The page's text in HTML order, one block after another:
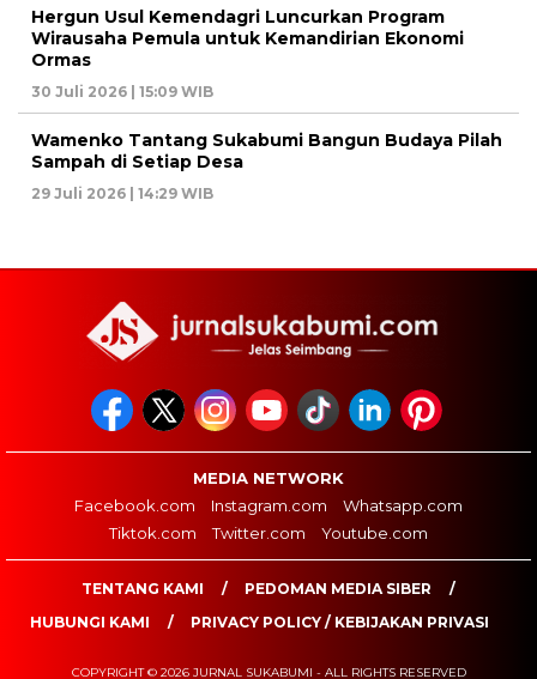
Hergun Usul Kemendagri Luncurkan Program
Wirausaha Pemula untuk Kemandirian Ekonomi
Ormas
30 Juli 2026 | 15:09 WIB
Wamenko Tantang Sukabumi Bangun Budaya Pilah
Sampah di Setiap Desa
29 Juli 2026 | 14:29 WIB
MEDIA NETWORK
Facebook.com
Instagram.com
Whatsapp.com
Tiktok.com
Twitter.com Youtube.com
TENTANG KAMI
PEDOMAN MEDIA SIBER
HUBUNGI KAMI
PRIVACY POLICY / KEBIJAKAN PRIVASI
COPYRIGHT © 2026 JURNAL SUKABUMI - ALL RIGHTS RESERVED